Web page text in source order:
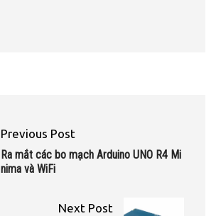
Previous Post
Ra mắt các bo mạch Arduino UNO R4 Mi
nima và WiFi
Next Post